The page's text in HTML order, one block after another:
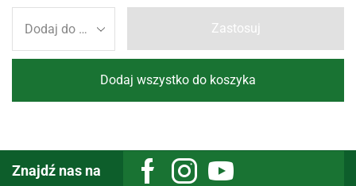
Zastosuj
Dodaj wszystko do koszyka
Znajdź nas na